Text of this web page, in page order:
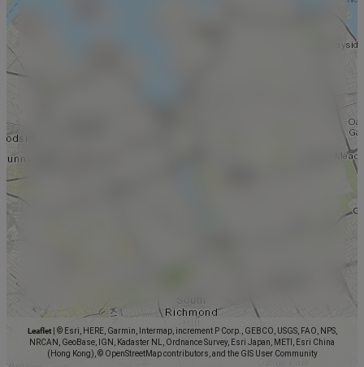
Leaflet
© Esri, HERE, Garmin, Intermap, increment P Corp., GEBCO, USGS, FAO, NPS,
NRCAN, GeoBase, IGN, Kadaster NL, Ordnance Survey, Esri Japan, METI, Esri China
(Hong Kong), © OpenStreetMap contributors, and the GIS User Community